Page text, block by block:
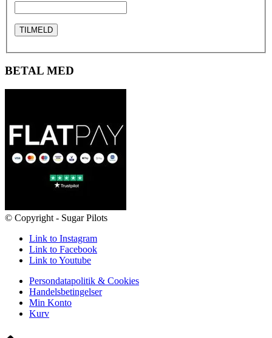
BETAL MED
© Copyright - Sugar Pilots
Link to Instagram
Link to Facebook
Link to Youtube
Persondatapolitik & Cookies
Handelsbetingelser
Min Konto
Kurv